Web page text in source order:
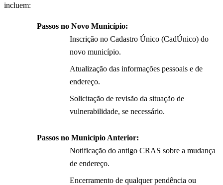
incluem:
Passos no Novo Município:
Inscrição no Cadastro Único (CadÚnico) do
novo município.
Atualização das informações pessoais e de
endereço.
Solicitação de revisão da situação de
vulnerabilidade, se necessário.
Passos no Município Anterior:
Notificação do antigo CRAS sobre a mudança
de endereço.
Encerramento de qualquer pendência ou